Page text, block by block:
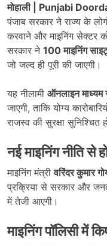
मोहाली | Punjabi
पंजाब सरकार ने राज्य के
करवाने और माइनिंग सेक्टर
सरकार ने 100 माइनिंग
जो जल्द ही पूरी की जाएगी।
यह नीलामी ऑनलाइन
जाएगी, ताकि योग्य
राजस्व की सुरक्षा सुनिश्चित
नई माइनिंग नीति से
माइनिंग मंत्रीवरिंदर कुमार
प्रक्रिया से सरकार और
में तेजी आएगी।
माइनिंग पॉलिसी में